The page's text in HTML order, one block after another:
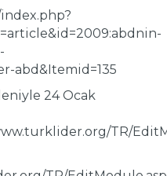
abd&Itemid=135
24 Ocak
TR/